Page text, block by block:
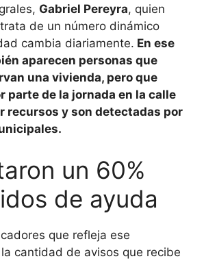
Gabriel Pereyra, quien
de un número dinámico
cambia diariamente. En ese
aparecen personas que
una vivienda, pero que
parte de la jornada en la calle
recursos y son detectadas por
un 60%
de ayuda
que refleja ese
cantidad de avisos que recibe